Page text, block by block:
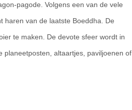
pagode. Volgens een van de vele
haren van de laatste Boeddha. De
te maken. De devote sfeer wordt in
altaartjes, paviljoenen of